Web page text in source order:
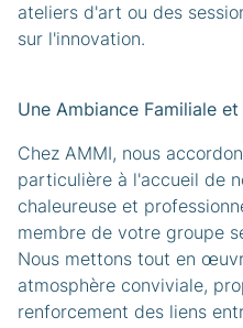
ateliers d'art ou des
sur l'innovation.​
Une Ambiance Familiale
Chez AMMI, nous
particulière à l'accueil de
chaleureuse et
membre de votre groupe
Nous mettons tout en
atmosphère conviviale,
renforcement des liens